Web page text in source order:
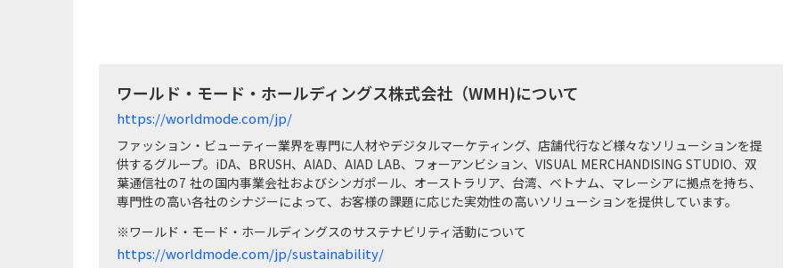
ワールド・モード・ホールディングス株式会社（WMH)について
https://worldmode.com/jp/
ファッション・ビューティー業界を専門に人材やデジタルマーケティング、店舗代行など様々なソリューションを提
供するグループ。iDA、BRUSH、AIAD、AIAD LAB、フォーアンビション、VISUAL MERCHANDISING STUDIO、双
葉通信社の7 社の国内事業会社およびシンガポール、オーストラリア、台湾、ベトナム、マレーシアに拠点を持ち、
専門性の高い各社のシナジーによって、お客様の課題に応じた実効性の高いソリューションを提供しています。
※ワールド・モード・ホールディングスのサステナビリティ活動について
https://worldmode.com/jp/sustainability/